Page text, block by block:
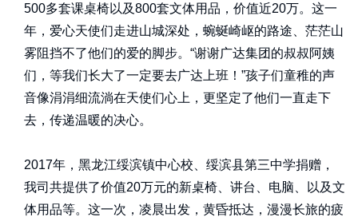
500多套课桌椅以及800套文体用品，价值近20万。这一
年，爱心天使们走进山城深处，蜿蜒崎岖的路途、茫茫山
雾阻挡不了他们的爱的脚步。“谢谢广达集团的叔叔阿姨
们，等我们长大了一定要去广达上班！”孩子们童稚的声
音像涓涓细流淌在天使们心上，更坚定了他们一直走下
去，传递温暖的决心。
2017年，黑龙江绥滨镇中心校、绥滨县第三中学捐赠，
我司共提供了价值20万元的新桌椅、讲台、电脑、以及文
体用品等。这一次，凌晨出发，黄昏抵达，漫漫长旅的疲